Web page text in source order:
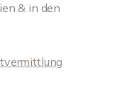
& in den